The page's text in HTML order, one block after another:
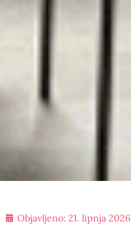
Objavljeno: 21. lipnja 2026